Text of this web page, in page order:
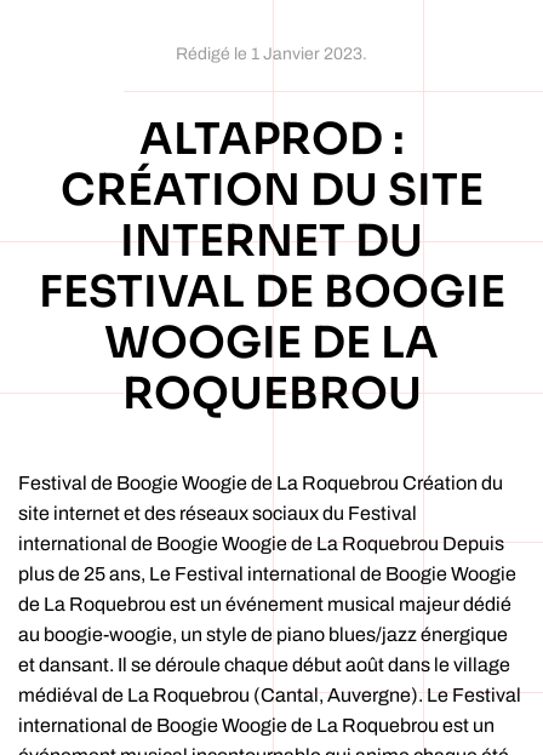
Rédigé le 1 Janvier 2023.
ALTAPROD :
CRÉATION DU SITE
INTERNET DU
FESTIVAL DE BOOGIE
WOOGIE DE LA
ROQUEBROU
Festival de Boogie Woogie de La Roquebrou Création du
site internet et des réseaux sociaux du Festival
international de Boogie Woogie de La Roquebrou Depuis
plus de 25 ans, Le Festival international de Boogie Woogie
de La Roquebrou est un événement musical majeur dédié
au boogie-woogie, un style de piano blues/jazz énergique
et dansant. Il se déroule chaque début août dans le village
médiéval de La Roquebrou (Cantal, Auvergne). Le Festival
international de Boogie Woogie de La Roquebrou est un